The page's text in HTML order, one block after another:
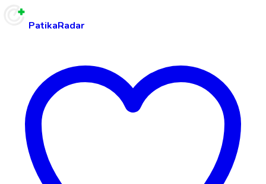
PatikaRadar